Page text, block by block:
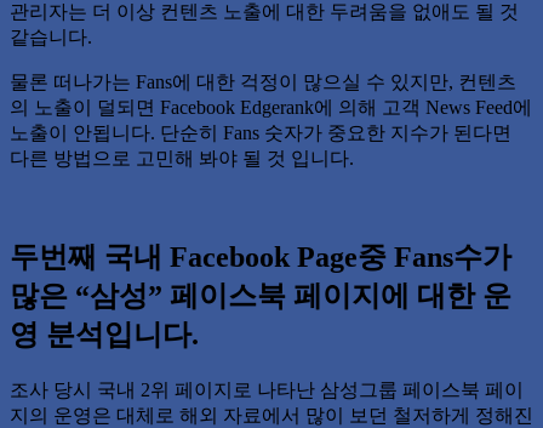
관리자는 더 이상 컨텐츠 노출에 대한 두려움을 없애도 될 것
같습니다.
물론 떠나가는 Fans에 대한 걱정이 많으실 수 있지만, 컨텐츠
의 노출이 덜되면 Facebook Edgerank에 의해 고객 News Feed에
노출이 안됩니다. 단순히 Fans 숫자가 중요한 지수가 된다면
다른 방법으로 고민해 봐야 될 것 입니다.
두번째 국내 Facebook Page중 Fans수가
많은 “삼성” 페이스북 페이지에 대한 운
영 분석입니다.
조사 당시 국내 2위 페이지로 나타난 삼성그룹 페이스북 페이
지의 운영은 대체로 해외 자료에서 많이 보던 철저하게 정해진